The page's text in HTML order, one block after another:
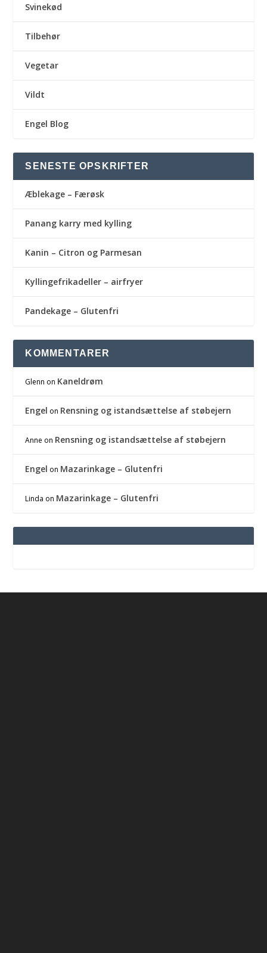
Svinekød
Tilbehør
Vegetar
Vildt
Engel Blog
SENESTE OPSKRIFTER
Æblekage – Færøsk
Panang karry med kylling
Kanin – Citron og Parmesan
Kyllingefrikadeller – airfryer
Pandekage – Glutenfri
KOMMENTARER
Glenn on Kaneldrøm
Engel on Rensning og istandsættelse af støbejern
Anne on Rensning og istandsættelse af støbejern
Engel on Mazarinkage – Glutenfri
Linda on Mazarinkage – Glutenfri